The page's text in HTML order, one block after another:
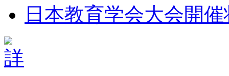
日本教育学会大会開